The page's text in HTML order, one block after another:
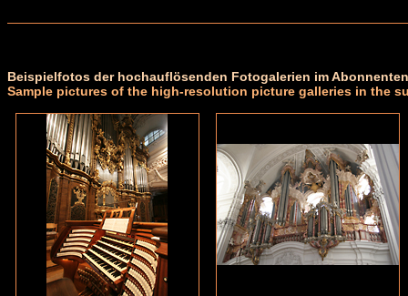
Beispielfotos der hochauflösenden Fotogalerien im
Sample pictures of the high-resolution picture galleries in the